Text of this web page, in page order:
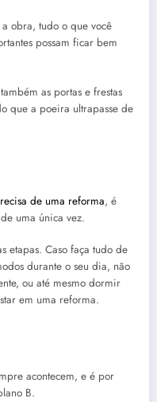
obra, tudo o que você
possam ficar bem
as portas e frestas
que a poeira ultrapasse de
de uma reforma, é
uma única vez.
etapas. Caso faça tudo de
durante o seu dia, não
ou até mesmo dormir
em uma reforma.
acontecem, e é por
B.